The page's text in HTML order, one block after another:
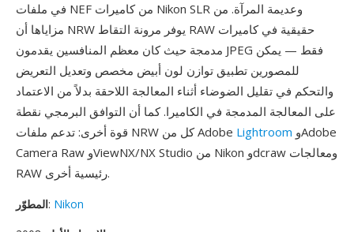
في ملفات NEF من كاميرات Nikon SLR وعديمة المرآة. من
مزاياها أن NRW يوفر مرونة التقاط RAW حقيقية في كاميرات
مدمجة حيث كان معظم المنافسين يقدمون JPEG فقط — يمكن
للمصورين تطبيق توازن لون أبيض مخصص وتعديل التعريض
والتحكم في تقليل الضوضاء أثناء المعالجة اللاحقة بدلاً من الاعتماد
على المعالجة المدمجة في الكاميرا. كما أن التوافق البرمجي نقطة
قوة أخرى: تدعم ملفات NRW كل من Adobe Lightroom
Camera Raw وViewNX/NX Studio من Nikon وdcraw ومعالجات
RAW رئيسية أخرى.
المطوّر: Nikon